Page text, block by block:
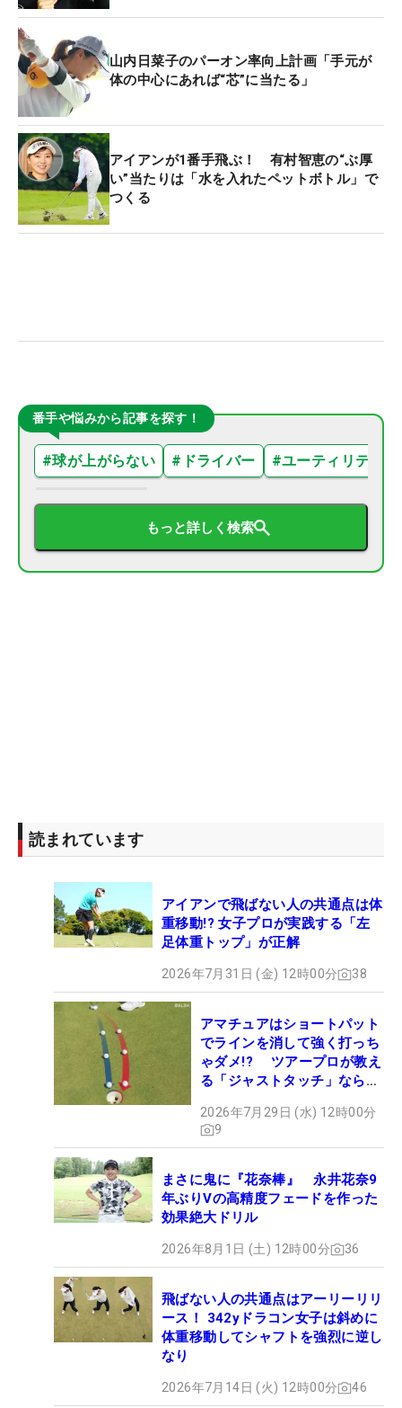
山内日菜子のパーオン率向上計画「手元が
体の中心にあれば“芯”に当たる」
アイアンが1番手飛ぶ！ 有村智恵の“ぶ厚
い”当たりは「水を入れたペットボトル」で
つくる
番手や悩みから記事を探す！
#球が上がらない # ドライバー #ユーティリティ
もっと詳しく検索
読まれています
アイアンで飛ばない人の共通点は体
重移動!? 女子プロが実践する「左
足体重トップ」が正解
2026年7月31日 (金) 12時00分 38
アマチュアはショートパット
でラインを消して強く打っち
ゃダメ!? ツアープロが教え
る「ジャストタッチ」なら3
2026年7月29日 (水) 12時00分
9
まさに鬼に『花奈棒』 永井花奈9
年ぶりVの高精度フェードを作った
効果絶大ドリル
2026年8月1日 (土) 12時00分 36
飛ばない人の共通点はアーリーリリ
ース！ 342yドラコン女子は斜めに
体重移動してシャフトを強烈に逆し
なり
2026年7月14日 (火) 12時00分 46